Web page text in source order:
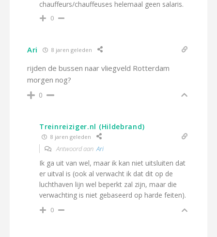
chauffeurs/chauffeuses helemaal geen salaris.
0
Ari 8 jaren geleden
rijden de bussen naar vliegveld Rotterdam
morgen nog?
0
Treinreiziger.nl (Hildebrand)
8 jaren geleden
Antwoord aanAri
Ik ga uit van wel, maar ik kan niet uitsluiten dat
er uitval is (ook al verwacht ik dat dit op de
luchthaven lijn wel beperkt zal zijn, maar die
verwachting is niet gebaseerd op harde feiten).
0